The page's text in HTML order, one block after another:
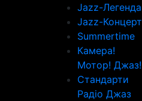
Jazz-Легенда
Jazz-Концерт
Summertime
Камера!
Мотор! Джаз!
Стандарти
Радіо Джаз